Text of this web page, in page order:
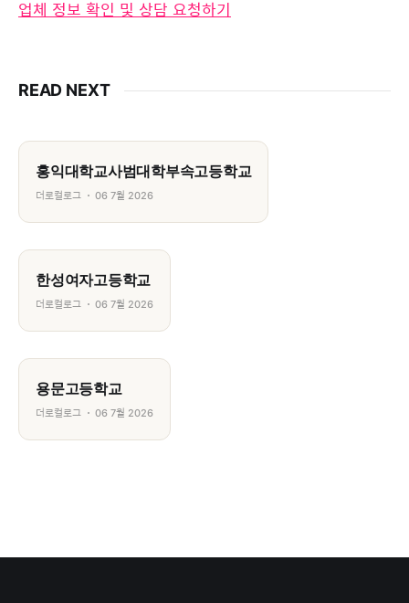
업체 정보 확인 및 상담 요청하기
READ NEXT
홍익대학교사범대학부속고등학교
더로컬로그 06 7월 2026
한성여자고등학교
더로컬로그 06 7월 2026
용문고등학교
더로컬로그 06 7월 2026